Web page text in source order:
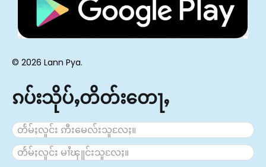
© 2026 Lann Pya.
ၵပ်းသိုပ်ႇတိတ်းတေႃႇ